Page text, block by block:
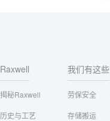
Raxwell
揭秘Raxwell
历史与工艺
我们有这些
劳保安全
存储搬运